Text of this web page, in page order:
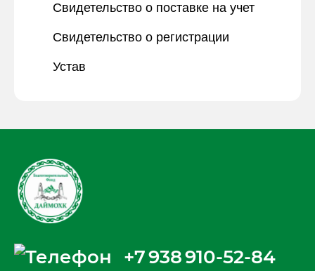
Свидетельство о поставке на учет
Свидетельство о регистрации
Устав
+7 938 910-52-84